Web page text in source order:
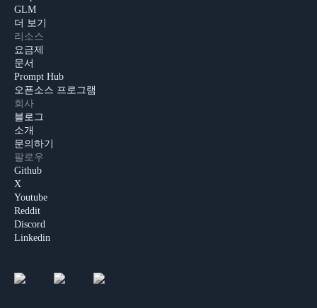
GLM
더 보기
리소스
요금제
문서
Prompt Hub
오픈소스 프로그램
회사
블로그
소개
문의하기
팔로우
Github
X
Youtube
Reddit
Discord
Linkedin